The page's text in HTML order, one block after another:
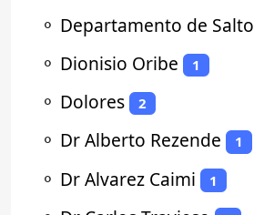
⚬ Departamento de Salto
⚬ Dionisio Oribe 1
⚬ Dolores 2
⚬ Dr Alberto Rezende 1
⚬ Dr Alvarez Caimi 1